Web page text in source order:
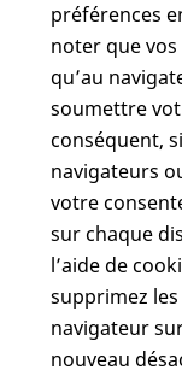
préférences
noter que
qu’au
soumettre
conséquent,
navigateurs
votre
sur chaque
l’aide de
supprimez
navigateur
nouveau